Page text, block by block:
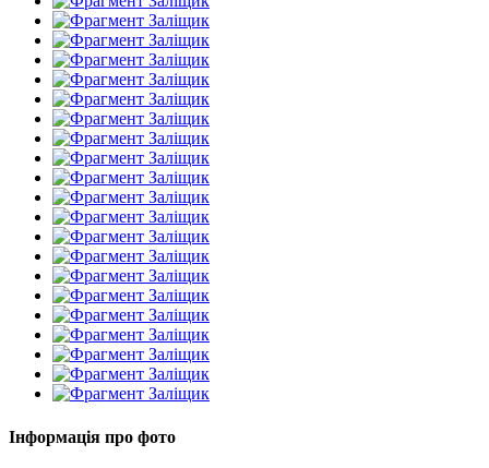
Інформація про фото